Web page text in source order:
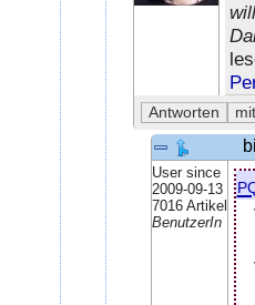
User since
2009-09-13
7016 Artikel
BenutzerIn